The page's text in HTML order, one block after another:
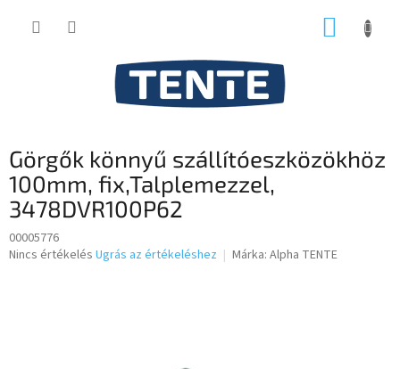
KOSÁR
Görgők könnyű szállítóeszközökhöz
100mm, fix,Talplemezzel,
3478DVR100P62
00005776
A
Nincs értékelés Ugrás az értékeléshez Márka: Alpha TENTE